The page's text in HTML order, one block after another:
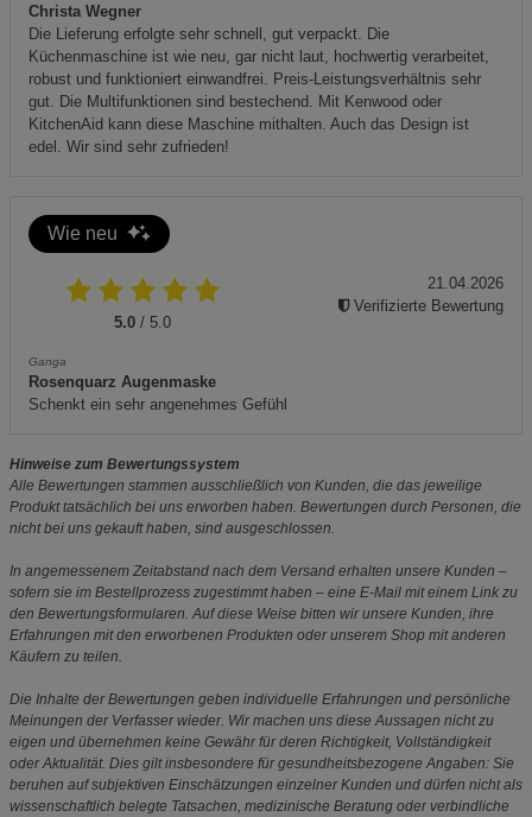
Christa Wegner
Die Lieferung erfolgte sehr schnell, gut verpackt. Die
Küchenmaschine ist wie neu, gar nicht laut, hochwertig verarbeitet,
robust und funktioniert einwandfrei. Preis-Leistungsverhältnis sehr
gut. Die Multifunktionen sind bestechend. Mit Kenwood oder
KitchenAid kann diese Maschine mithalten. Auch das Design ist
edel. Wir sind sehr zufrieden!
Wie neu
5.0 / 5.0
Ganga
Rosenquarz Augenmaske
Schenkt ein sehr angenehmes Gefühl
21.04.2026
Verifizierte Bewertung
Hinweise zum Bewertungssystem
Alle Bewertungen stammen ausschließlich von Kunden, die das jeweilige
Produkt tatsächlich bei uns erworben haben. Bewertungen durch Personen, die
nicht bei uns gekauft haben, sind ausgeschlossen.
In angemessenem Zeitabstand nach dem Versand erhalten unsere Kunden –
sofern sie im Bestellprozess zugestimmt haben – eine E-Mail mit einem Link zu
den Bewertungsformularen. Auf diese Weise bitten wir unsere Kunden, ihre
Erfahrungen mit den erworbenen Produkten oder unserem Shop mit anderen
Käufern zu teilen.
Die Inhalte der Bewertungen geben individuelle Erfahrungen und persönliche
Meinungen der Verfasser wieder. Wir machen uns diese Aussagen nicht zu
eigen und übernehmen keine Gewähr für deren Richtigkeit, Vollständigkeit
oder Aktualität. Dies gilt insbesondere für gesundheitsbezogene Angaben: Sie
beruhen auf subjektiven Einschätzungen einzelner Kunden und dürfen nicht als
wissenschaftlich belegte Tatsachen, medizinische Beratung oder verbindliche